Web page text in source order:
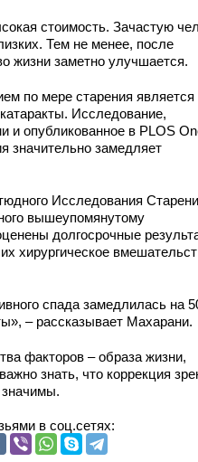
стоимость. Зачастую
Тем не менее, после
жизни заметно улучшается.
по мере старения является
Исследование,
и опубликованное в PLOS
значительно замедляет
Исследования
вышеупомянутому
долгосрочные
хирургическое
спада замедлилась на
– рассказывает Махарани.
факторов – образа жизни,
знать, что коррекция
в соц.сетях: